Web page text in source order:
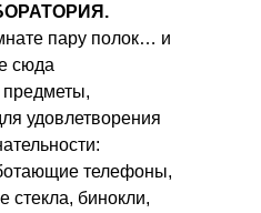
пару полок… и
сюда
удовлетворения
телефоны,
стекла, бинокли,